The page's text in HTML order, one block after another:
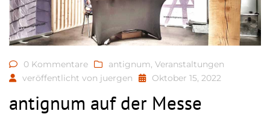
0 Kommentare antignum, Veranstaltungen
veröffentlicht von juergen Oktober 15, 2022
antignum auf der Messe